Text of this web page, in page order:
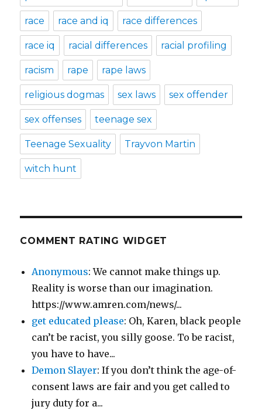
race race and iq race differences
race iq racial differences racial profiling
racism rape rape laws
religious dogmas sex laws sex offender
sex offenses teenage sex
Teenage Sexuality Trayvon Martin
witch hunt
COMMENT RATING WIDGET
Anonymous: We cannot make things up.
Reality is worse than our imagination.
https://www.amren.com/news/...
get educated please: Oh, Karen, black people
can’t be racist, you silly goose. To be racist,
you have to have...
Demon Slayer: If you don’t think the age-of-
consent laws are fair and you get called to
jury duty for a...